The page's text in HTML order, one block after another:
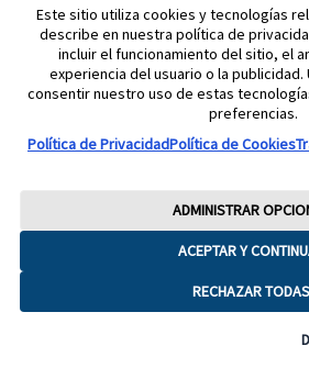
Política de cookies
Política de privacidad
Términos y condiciones uso
Condiciones
Aviso legal
Manuales de Usuario
Declaración de Accesibilidad
Aviso sobre
Preferencias sobre cookies
Copyright © 2026 Abbott. Todos los derechos
Consulte a su profesional sanitario si tiene
marcas relacionadas son marcas de Abbott.
Este sitio utiliza cookies y tecnologías
describe en nuestra política de
incluir el funcionamiento del sitio, el
experiencia del usuario o la
consentir nuestro uso de estas
preferencias.
Política de PrivacidadPolítica de Cookies
ACEPTAR Y
RECHAZAR TODAS
ADMINISTRAR